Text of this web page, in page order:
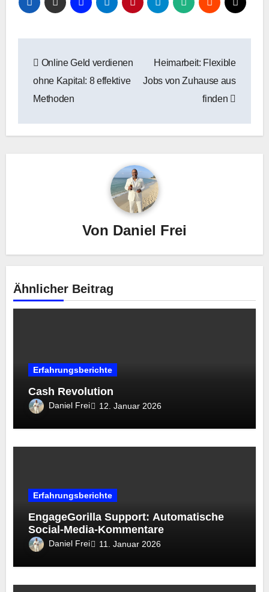
Online Geld verdienen
ohne Kapital: 8 effektive
Methoden
Heimarbeit: Flexible
Jobs von Zuhause aus
finden
Von Daniel Frei
Ähnlicher Beitrag
Erfahrungsberichte
Cash Revolution
Daniel Frei 12. Januar 2026
Erfahrungsberichte
EngageGorilla Support: Automatische
Social-Media-Kommentare
Daniel Frei 11. Januar 2026